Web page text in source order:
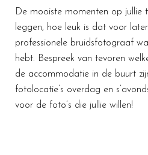
De mooiste momenten op jullie
leggen, hoe leuk is dat voor
professionele bruidsfotograaf
hebt. Bespreek van tevoren
de accommodatie in de buurt
fotolocatie’s overdag en
voor de foto’s die jullie willen!